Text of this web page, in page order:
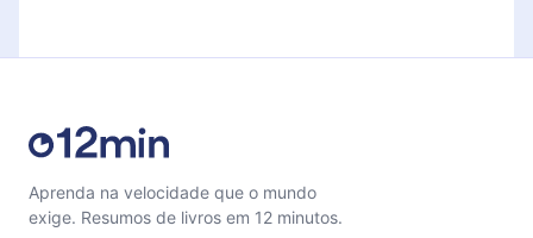
Aprenda na velocidade que o mundo
exige. Resumos de livros em 12 minutos.